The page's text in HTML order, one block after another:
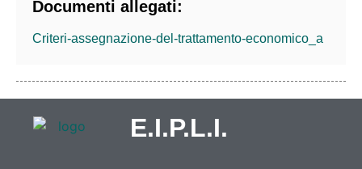
Documenti allegati:
Criteri-assegnazione-del-trattamento-economico_a
E.I.P.L.I.